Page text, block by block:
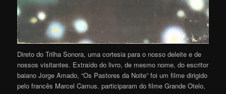
Direto do Trilha Sonora, uma cortesia para o nosso deleite e de
nossos visitantes. Extraído do livro, de mesmo nome, do escritor
baiano Jorge Amado, “Os Pastores da Noite” foi um filme dirigido
pelo francês Marcel Camus. participaram do filme Grande Otelo,